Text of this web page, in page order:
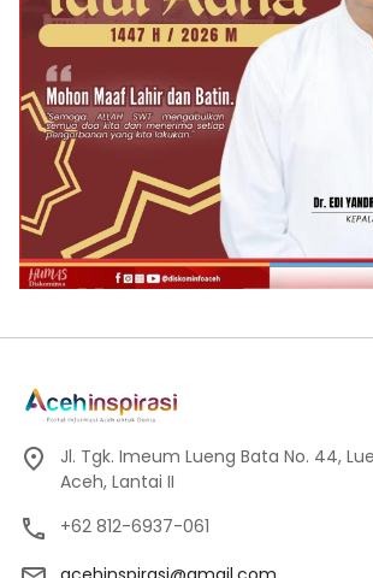
Jl. Tgk. Imeum Lueng Bata No. 44,
Aceh, Lantai II
+62 812-6937-061